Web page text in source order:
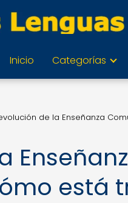
Inicio Categorías
de la Enseñanza
está